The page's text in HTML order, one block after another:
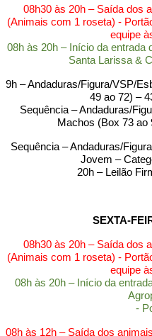
08h30 às 20h – Saída dos
(Animais com 1 roseta) -
equipe
08h às 20h – Início da entrada
Santa Larissa &
9h – Andaduras/Figura/VSP/
49 ao 72) –
Sequência – Andaduras/
Machos (Box 73 ao
Sequência – Andaduras/
Jovem –
20h – Leilão
SEXTA-
08h30 às 20h – Saída dos
(Animais com 1 roseta) -
equipe
08h às 20h – Início da
-
08h às 12h – Saída dos